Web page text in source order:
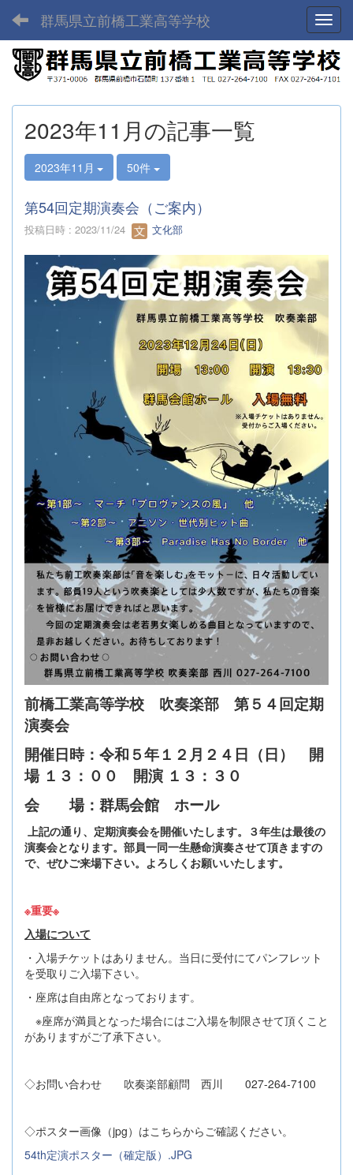
群馬県立前橋工業高等学校
2023年11月の記事一覧
2023年11月 50件
第54回定期演奏会（ご案内）
投稿日時 : 2023/11/24 文化部
前橋工業高等学校 吹奏楽部 第５４回定期
演奏会
開催日時：令和５年１２月２４日（日） 開
場 １３：００ 開演 １３：３０
会 場：群馬会館 ホール
上記の通り、定期演奏会を開催いたします。３年生は最後の
演奏会となります。部員一同一生懸命演奏させて頂きますの
で、ぜひご来場下さい。よろしくお願いいたします。
※重要※
入場について
・入場チケットはありません。当日に受付にてパンフレット
を受取りご入場下さい。
・座席は自由席となっております。
※座席が満員となった場合にはご入場を制限させて頂くこと
がありますがご了承下さい。
◇お問い合わせ 吹奏楽部顧問 西川 027-264-7100
◇ポスター画像（jpg）はこちらからご確認ください。
54th定演ポスター（確定版）.JPG